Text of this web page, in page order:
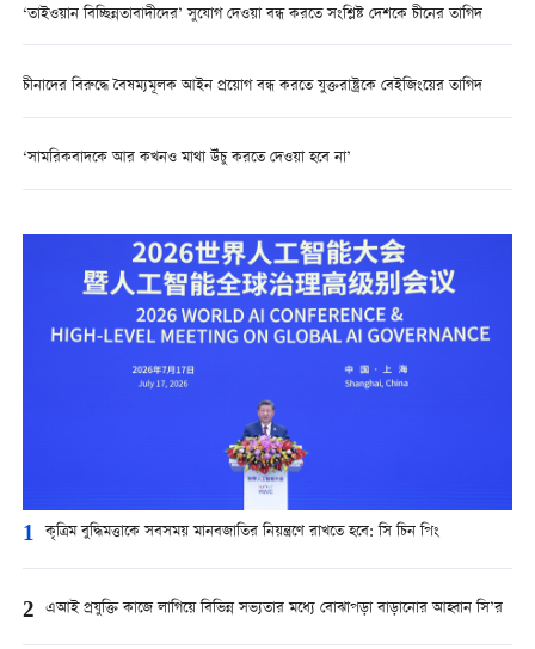
‘তাইওয়ান বিচ্ছিন্নতাবাদীদের’ সুযোগ দেওয়া বন্ধ করতে সংশ্লিষ্ট দেশকে চীনের তাগিদ
চীনাদের বিরুদ্ধে বৈষম্যমূলক আইন প্রয়োগ বন্ধ করতে যুক্তরাষ্ট্রকে বেইজিংয়ের তাগিদ
‘সামরিকবাদকে আর কখনও মাথা উঁচু করতে দেওয়া হবে না’
1 কৃত্রিম বুদ্ধিমত্তাকে সবসময় মানবজাতির নিয়ন্ত্রণে রাখতে হবে: সি চিন পিং
2 এআই প্রযুক্তি কাজে লাগিয়ে বিভিন্ন সভ্যতার মধ্যে বোঝাপড়া বাড়ানোর আহ্বান সি’র